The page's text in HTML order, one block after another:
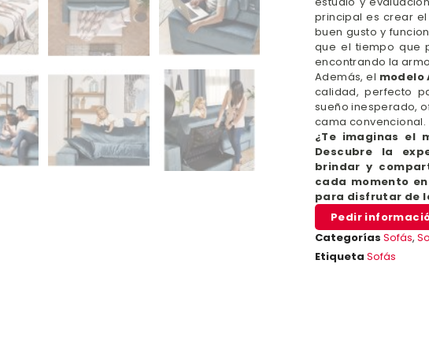
principal es crear
buen gusto y
que el tiempo que
encontrando la
Además, el modelo
calidad, perfecto
sueño inesperado,
cama convencional.
¿Te imaginas el
Descubre la
brindar y
cada momento
para disfrutar de
Pedir
Categorías Sofás,
Etiqueta Sofás